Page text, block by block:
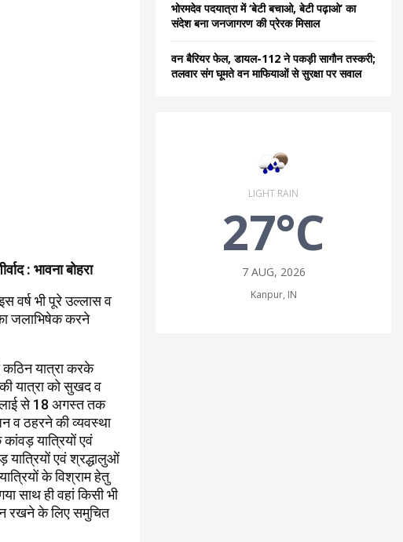
: भावना बोहरा
वर्ष भी पूरे उल्लास व
जलाभिषेक करने
कठिन यात्रा करके
यात्रा को सुखद व
जुलाई से 18 अगस्त तक
व ठहरने की व्यवस्था
यात्रियों एवं
यात्रियों एवं श्रद्धालुओं
के विश्राम हेतु
साथ ही वहां किसी भी
रखने के लिए समुचित
भोरमदेव पदयात्रा में ‘बेटी बचाओ, बेटी पढ़ाओ’ का
संदेश बना जनजागरण की प्रेरक मिसाल
वन बैरियर फेल, डायल-112 ने पकड़ी सागौन तस्करी;
तलवार संग घूमते वन माफियाओं से सुरक्षा पर सवाल
LIGHT RAIN
27°C
7 AUG, 2026
Kanpur, IN